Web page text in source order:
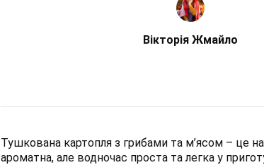
Вікторія Жмайло
Тушкована картопля з грибами та м’ясом – це
ароматна, але водночас проста та легка у